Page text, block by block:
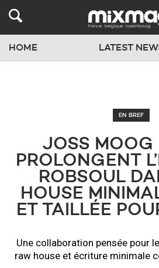
HOME LATEST
EN BREF
JOSS MOOG
PROLONGENT
ROBSOUL
HOUSE
ET TAILLÉE
Une collaboration pensée pour
raw house et écriture minimale